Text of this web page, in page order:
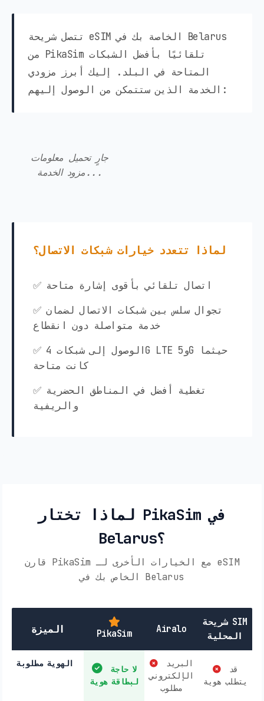
تتصل شريحة eSIM الخاصة بك في Belarus
من PikaSim تلقائيًا بأفضل الشبكات
المتاحة في البلد. إليك أبرز مزودي
الخدمة الذين ستتمكن من الوصول إليهم:
جارٍ تحميل معلومات
مزود الخدمة...
لماذا تتعدد خيارات شبكات الاتصال؟
✅ اتصال تلقائي بأقوى إشارة متاحة
✅ تجوال سلس بين شبكات الاتصال لضمان
خدمة متواصلة دون انقطاع
✅ الوصول إلى شبكات 4G LTE و5G حيثما
كانت متاحة
✅ تغطية أفضل في المناطق الحضرية
والريفية
لماذا تختار PikaSim في
Belarus؟
قارن PikaSim مع الخيارات الأخرى لـ eSIM
الخاص بك في Belarus
الميزة PikaSim Airalo
شريحة SIM
المحلية
الهوية مطلوبة
لبطاقة هوية
الإلكتروني
مطلوب
يتطلب هوية